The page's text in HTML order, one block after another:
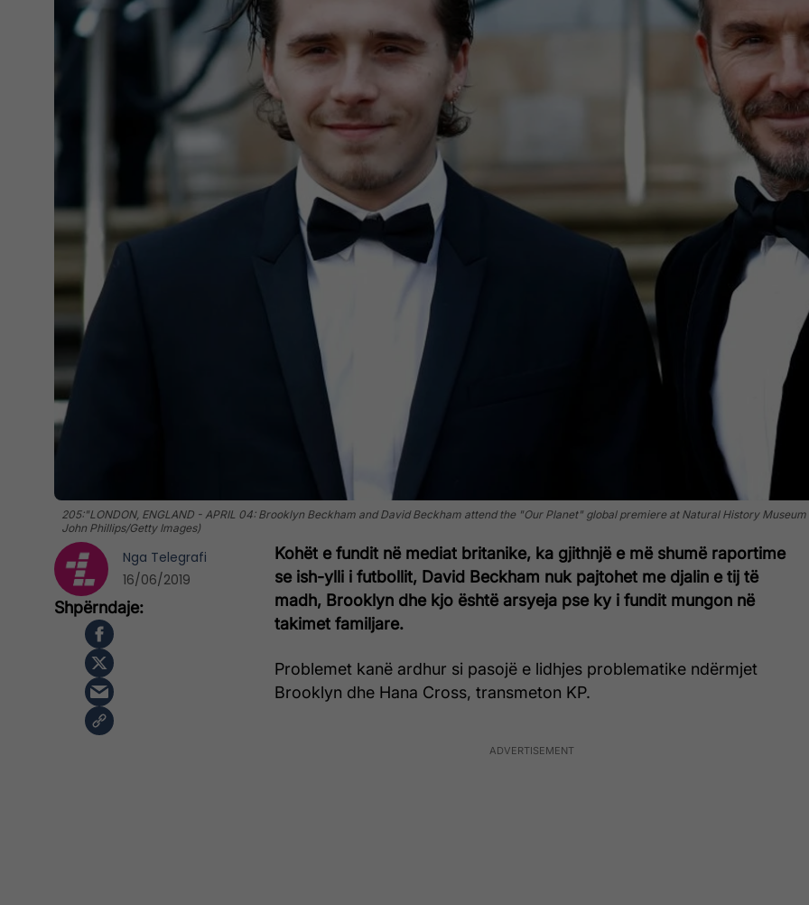
205:"LONDON, ENGLAND - APRIL 04: Brooklyn Beckham and David Beckham attend the "Our Planet" global premiere at Natural History
John Phillips/Getty Images)
Kohët e fundit në mediat britanike, ka gjithnjë e më shumë raportime
se ish-ylli i futbollit, David Beckham nuk pajtohet me djalin e tij të
madh, Brooklyn dhe kjo është arsyeja pse ky i fundit mungon në
takimet familjare.
Problemet kanë ardhur si pasojë e lidhjes problematike ndërmjet
Brooklyn dhe Hana Cross, transmeton KP.
Nga Telegrafi
16/06/2019